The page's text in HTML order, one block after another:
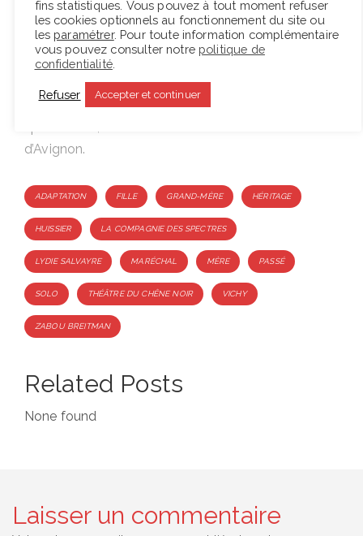
spectacle.
Pour en savoir plus sur « La Compagnie des
d’Avignon.
Tags
ADAPTATION FILLE GRAND-MÈRE HÉRITAGE
HUISSIER LA COMPAGNIE DES SPECTRES
LYDIE SALVAYRE MARÉCHAL MÈRE PASSÉ
SOLO THÉÂTRE DU CHÊNE NOIR VICHY
ZABOU BREITMAN
Related Posts
None found
Laisser un commentaire
fins statistiques. Vous pouvez à tout moment refuser
les cookies optionnels au fonctionnement du site ou
les paramétrer. Pour toute information complémentaire
vous pouvez consulter notre politique de
confidentialité.
Refuser Accepter et continuer